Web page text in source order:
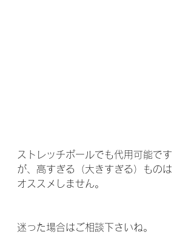
ストレッチポールでも代用可能です
が、高すぎる（大きすぎる）ものは
オススメしません。
迷った場合はご相談下さいね。